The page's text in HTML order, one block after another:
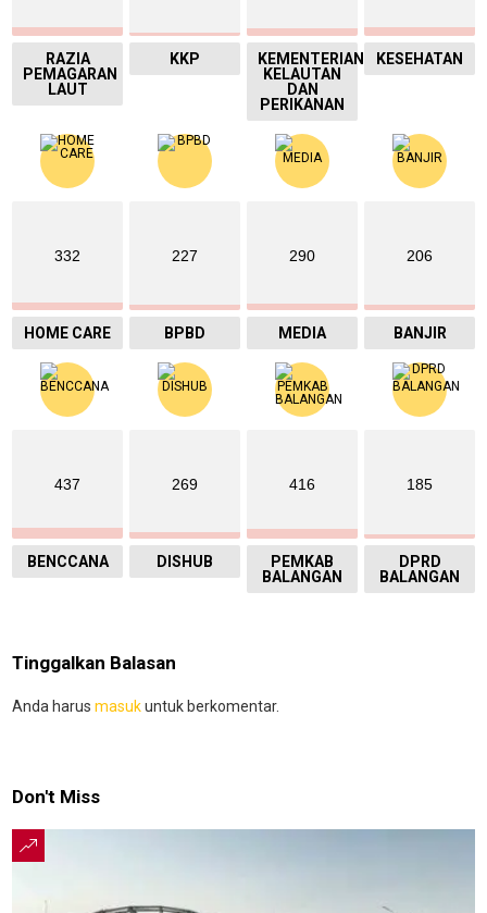
RAZIA
PEMAGARAN
LAUT
KKP
KEMENTERIAN
KELAUTAN
DAN
PERIKANAN
KESEHATAN
332
HOME CARE
227
BPBD
290
MEDIA
206
BANJIR
437
BENCCANA
269
DISHUB
416
PEMKAB
BALANGAN
185
DPRD
BALANGAN
Tinggalkan Balasan
Anda harus masukuntuk berkomentar.
Don't Miss